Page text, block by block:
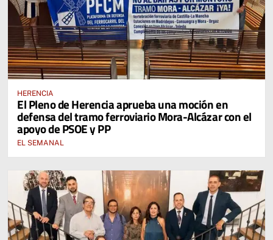
HERENCIA
El Pleno de Herencia aprueba una moción en
defensa del tramo ferroviario Mora-Alcázar con el
apoyo de PSOE y PP
EL SEMANAL